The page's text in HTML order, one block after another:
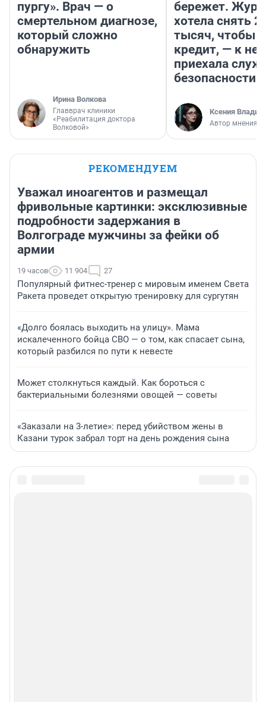
пургу». Врач — о
смертельном диагнозе,
который сложно
обнаружить
Ирина Волкова
Главврач клиники
«Реабилитация доктора
Волковой»
бережет.
хотела снять
тысяч, чтобы
кредит, — к
приехала
безопасности
Ксения
Автор мнения
РЕКОМЕНДУЕМ
Уважал иноагентов и размещал
фривольные картинки: эксклюзивные
подробности задержания в
Волгограде мужчины за фейки об
армии
19 часов 11 904 27
Популярный фитнес-тренер с мировым именем Света
Ракета проведет открытую тренировку для сургутян
«Долго боялась выходить на улицу». Мама
искалеченного бойца СВО — о том, как спасает сына,
который разбился по пути к невесте
Может столкнуться каждый. Как бороться с
бактериальными болезнями овощей — советы
«Заказали на 3-летие»: перед убийством жены в
Казани турок забрал торт на день рождения сына